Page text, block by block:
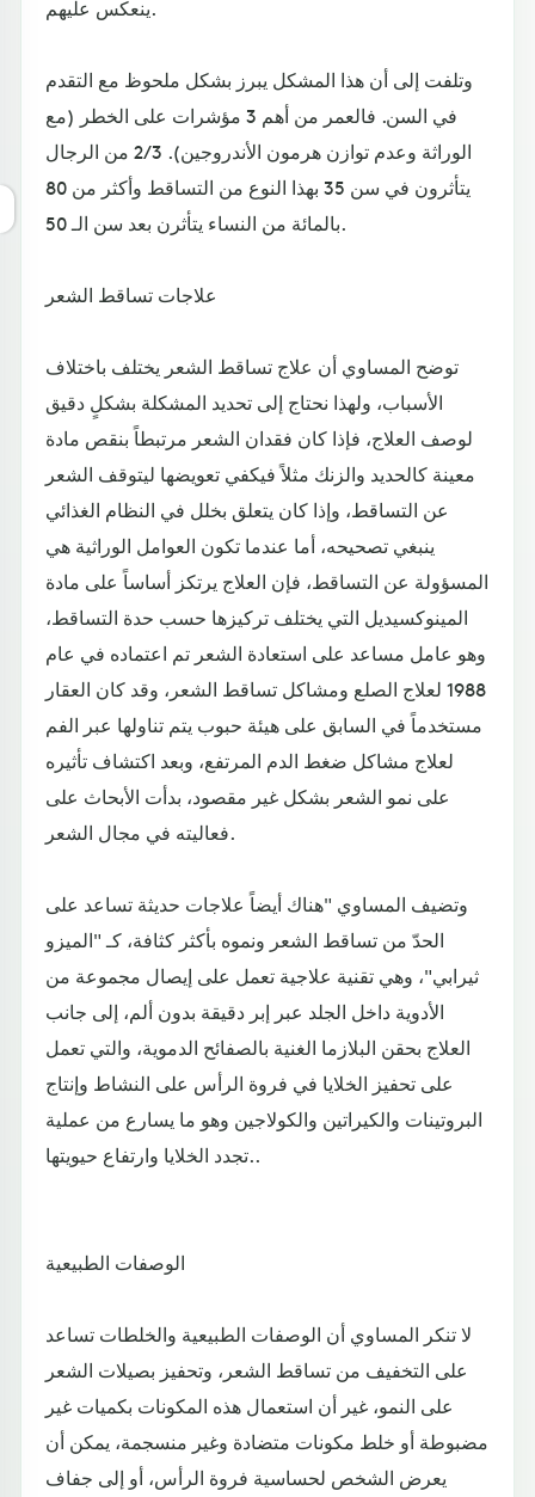
ينعكس عليهم.
وتلفت إلى أن هذا المشكل يبرز بشكل ملحوظ مع التقدم
في السن. فالعمر من أهم 3 مؤشرات على الخطر (مع
الوراثة وعدم توازن هرمون الأندروجين). 2/3 من الرجال
يتأثرون في سن 35 بهذا النوع من التساقط وأكثر من 80
بالمائة من النساء يتأثرن بعد سن الـ 50.
علاجات تساقط الشعر
توضح المساوي أن علاج تساقط الشعر يختلف باختلاف
الأسباب، ولهذا نحتاج إلى تحديد المشكلة بشكلٍ دقيق
لوصف العلاج، فإذا كان فقدان الشعر مرتبطاً بنقص مادة
معينة كالحديد والزنك مثلاً فيكفي تعويضها ليتوقف الشعر
عن التساقط، وإذا كان يتعلق بخلل في النظام الغذائي
ينبغي تصحيحه، أما عندما تكون العوامل الوراثية هي
المسؤولة عن التساقط، فإن العلاج يرتكز أساساً على مادة
المينوكسيديل التي يختلف تركيزها حسب حدة التساقط،
وهو عامل مساعد على استعادة الشعر تم اعتماده في عام
1988 لعلاج الصلع ومشاكل تساقط الشعر، وقد كان العقار
مستخدماً في السابق على هيئة حبوب يتم تناولها عبر الفم
لعلاج مشاكل ضغط الدم المرتفع، وبعد اكتشاف تأثيره
على نمو الشعر بشكل غير مقصود، بدأت الأبحاث على
فعاليته في مجال الشعر.
وتضيف المساوي "هناك أيضاً علاجات حديثة تساعد على
الحدّ من تساقط الشعر ونموه بأكثر كثافة، كـ "الميزو
ثيرابي"، وهي تقنية علاجية تعمل على إيصال مجموعة من
الأدوية داخل الجلد عبر إبر دقيقة بدون ألم، إلى جانب
العلاج بحقن البلازما الغنية بالصفائح الدموية، والتي تعمل
على تحفيز الخلايا في فروة الرأس على النشاط وإنتاج
البروتينات والكيراتين والكولاجين وهو ما يسارع من عملية
تجدد الخلايا وارتفاع حيويتها..
الوصفات الطبيعية
لا تنكر المساوي أن الوصفات الطبيعية والخلطات تساعد
على التخفيف من تساقط الشعر، وتحفيز بصيلات الشعر
على النمو، غير أن استعمال هذه المكونات بكميات غير
مضبوطة أو خلط مكونات متضادة وغير منسجمة، يمكن أن
يعرض الشخص لحساسية فروة الرأس، أو إلى جفاف